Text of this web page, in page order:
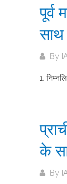
पूर्व
साथ
By
1.
के
By